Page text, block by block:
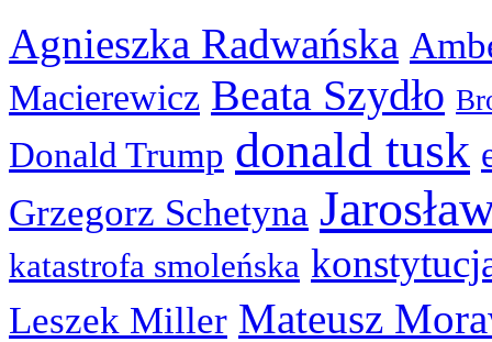
Agnieszka Radwańska
Macierewicz Beata Szydło
Donald Trump donald tusk
Grzegorz Schetyna
katastrofa smoleńska
Leszek Miller Mateusz